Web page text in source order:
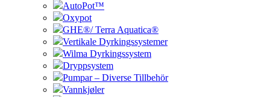
AutoPot™
Oxypot
GHE®/ Terra Aquatica®
Vertikale Dyrkingssystemer
Wilma Dyrkingssystem
Dryppsystem
Pumpar – Diverse Tillbehör
Vannkjøler